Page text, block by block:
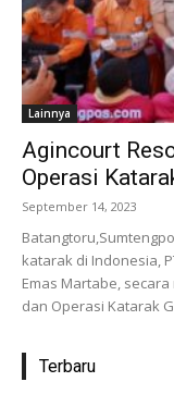
Lainnya
Agincourt
Operasi
September 14, 2023
katarak di Indonesia,
Emas Martabe,
dan Operasi Katarak
Terbaru